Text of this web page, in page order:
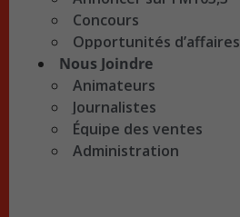
Concours
Opportunités d’affaires
Nous Joindre
Animateurs
Journalistes
Équipe des ventes
Administration